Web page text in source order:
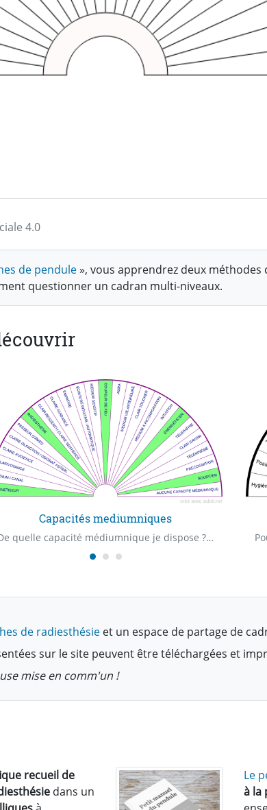
4.0
de pendule», vous apprendrez deux
questionner un cadran multi-niveaux.
Capacités mediumniques
De quelle capacité médiumnique je dispose ? De quel "Claire" capacité je dispose ? Quelle est ma première capacité médiumnique ?
de radiesthésie et un espace de partage de
sur le site peuvent être téléchargées et
mise en comm'un !
recueil de
dans un
Le
à la